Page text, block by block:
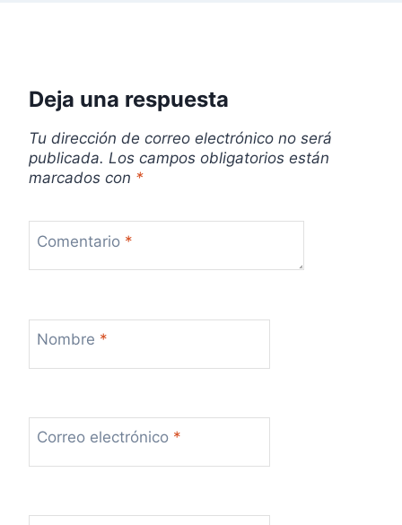
r
a
d
Deja una respuesta
Tu dirección de correo electrónico no será
publicada. Los campos obligatorios están
marcados con *
Comentario *
Nombre *
Correo electrónico *